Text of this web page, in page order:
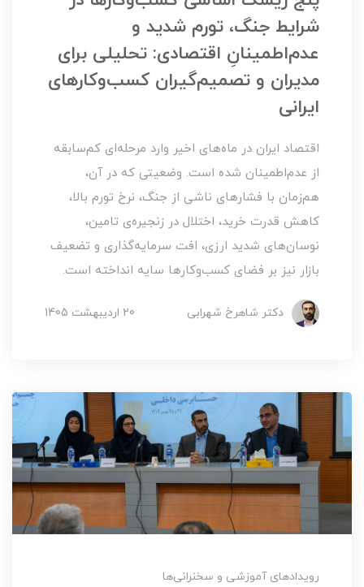
شرایط جنگ، تورم شدید و
عدم‌اطمینانِ اقتصادی: تحلیلی برای
مدیران و تصمیم‌گیران کسب‌وکارهای
ایرانی
اقتصاد ایران در ماه‌های اخیر وارد مرحله‌ای کم‌سابقه
از عدم‌اطمینان شده است. وضعیتی که در آن،
هم‌زمان با فشارهای ناشی از جنگ، نرخ تورم بالا،
کاهش قدرت خرید، اختلال در زنجیره‌ی تامین،
نوسان‌های شدید ارزی، افت سرمایه‌گذاری و تضعیف
بازار نیز بر فضای کسب‌وکارها سایه انداخته است.
دکتر شاهرخ شهرابی 20 ارديبهشت 1405
رویدادهای آموزشی و سخنرانی‌ها